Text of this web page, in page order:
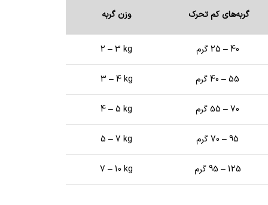
گربه‌های کم تحرک وزن گربه
40 – 25 گرم 2 – 3 kg
55 – 40 گرم 3 – 4 kg
70 – 55 گرم 4 – 5 kg
95 – 70 گرم 5 – 7 kg
125 – 95 گرم 7 – 10 kg